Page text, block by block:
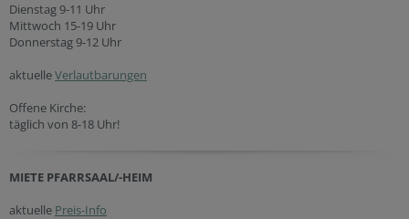
Dienstag 9-11 Uhr
Mittwoch 15-19 Uhr
Donnerstag 9-12 Uhr
aktuelleVerlautbarungen
Offene Kirche:
täglich von 8-18 Uhr!
MIETE PFARRSAAL/-HEIM
aktuelle Preis-Info